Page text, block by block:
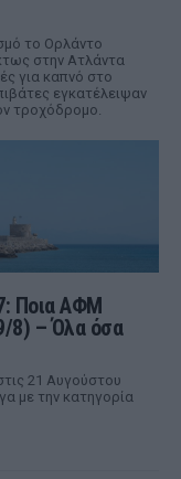
το Ορλάντο
στην Ατλάντα
για καπνό στο
εγκατέλειψαν
τροχόδρομο.
Ποια ΑΦΜ
8) – Όλα όσα
21 Αυγούστου
με την κατηγορία